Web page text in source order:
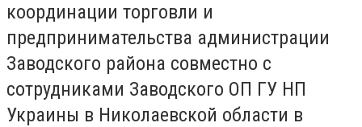
координации торговли и
предпринимательства администрации
Заводского района совместно с
сотрудниками Заводского ОП ГУ НП
Украины в Николаевской области в